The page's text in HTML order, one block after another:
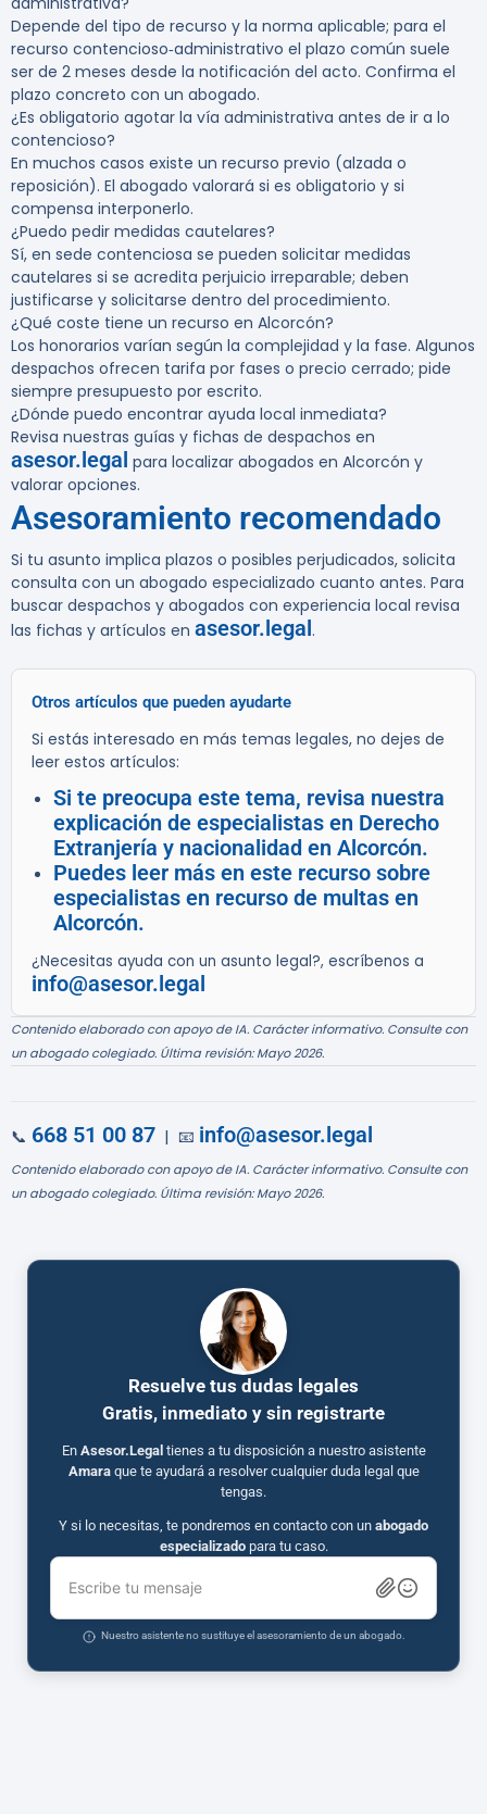
Depende del tipo de recurso y la norma aplicable; para el
recurso contencioso‑administrativo el plazo común suele
ser de 2 meses desde la notificación del acto. Confirma el
plazo concreto con un abogado.
¿Es obligatorio agotar la vía administrativa antes de ir a lo
contencioso?
En muchos casos existe un recurso previo (alzada o
reposición). El abogado valorará si es obligatorio y si
compensa interponerlo.
¿Puedo pedir medidas cautelares?
Sí, en sede contenciosa se pueden solicitar medidas
cautelares si se acredita perjuicio irreparable; deben
justificarse y solicitarse dentro del procedimiento.
¿Qué coste tiene un recurso en Alcorcón?
Los honorarios varían según la complejidad y la fase. Algunos
despachos ofrecen tarifa por fases o precio cerrado; pide
siempre presupuesto por escrito.
¿Dónde puedo encontrar ayuda local inmediata?
Revisa nuestras guías y fichas de despachos en
asesor.legal para localizar abogados en Alcorcón y
valorar opciones.
Asesoramiento recomendado
Si tu asunto implica plazos o posibles perjudicados, solicita
consulta con un abogado especializado cuanto antes. Para
buscar despachos y abogados con experiencia local revisa
las fichas y artículos en asesor.legal.
Otros artículos que pueden ayudarte
Si estás interesado en más temas legales, no dejes de
leer estos artículos:
Si te preocupa este tema, revisa nuestra
explicación de especialistas en Derecho
Extranjería y nacionalidad en Alcorcón.
Puedes leer más en este recurso sobre
especialistas en recurso de multas en
Alcorcón.
¿Necesitas ayuda con un asunto legal?, escríbenos a
info@asesor.legal
Contenido elaborado con apoyo de IA. Carácter informativo. Consulte con
un abogado colegiado. Última revisión: Mayo 2026.
📞 668 51 00 87 | 📧 info@asesor.legal
Contenido elaborado con apoyo de IA. Carácter informativo. Consulte con
un abogado colegiado. Última revisión: Mayo 2026.
Resuelve tus dudas legales
Gratis, inmediato y sin registrarte
En Asesor.Legal tienes a tu disposición a nuestro asistente
Amaraque te ayudará a resolver cualquier duda legal que
tengas.
Y si lo necesitas, te pondremos en contacto con un abogado
especializadopara tu caso.
Escribe tu mensaje
Nuestro asistente no sustituye el asesoramiento de un abogado.